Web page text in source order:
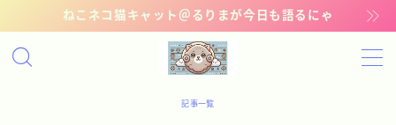
ねこネコ猫キャット＠るりまが今日も語るにゃ
MENU
記事一覧